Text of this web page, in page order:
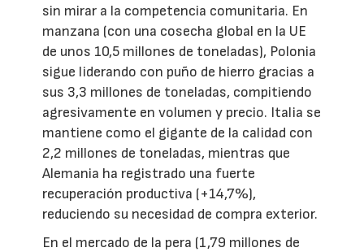
sin mirar a la competencia comunitaria. En
manzana (con una cosecha global en la UE
de unos 10,5 millones de toneladas), Polonia
sigue liderando con puño de hierro gracias a
sus 3,3 millones de toneladas, compitiendo
agresivamente en volumen y precio. Italia se
mantiene como el gigante de la calidad con
2,2 millones de toneladas, mientras que
Alemania ha registrado una fuerte
recuperación productiva (+14,7%),
reduciendo su necesidad de compra exterior.
En el mercado de la pera (1,79 millones de